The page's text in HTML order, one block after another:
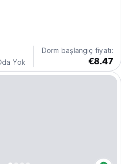
sürecek dostluklara, unutulmaz
en güzel anılarına dönüşebilir.
Yok
Dorm başlangıç fiyatı:
€8.47